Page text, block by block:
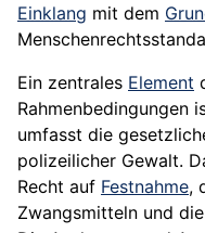
Einklang mit dem
Ein zentrales Element
Rahmenbedingungen
umfasst die
polizeilicher Gewalt.
Recht auf Festnahme,
Zwangsmitteln und